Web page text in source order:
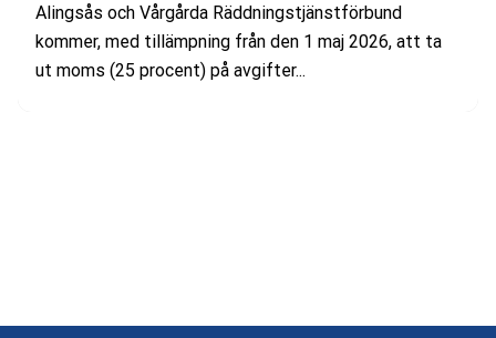
Alingsås och Vårgårda Räddningstjänstförbund
kommer, med tillämpning från den 1 maj 2026, att ta
ut moms (25 procent) på avgifter...